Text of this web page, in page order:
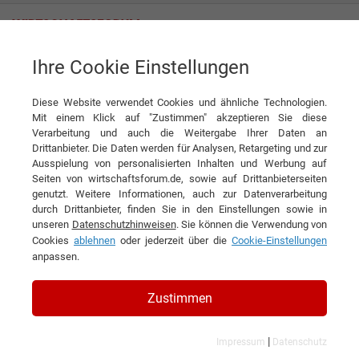
Defenders Club neue Maßstäbe für die Energiewirtschaft
News Virtimo AG
DIESEN ARTIKEL EMPFEHLEN
Gemeinsam stärker gegen
Cybercrime: Virtimo AG setzt mit
dem Defenders Club neue
Maßstäbe für die
Energiewirtschaft
Ihre Cookie Einstellungen
Diese Website verwendet Cookies und ähnliche Technologien.
Mit einem Klick auf "Zustimmen" akzeptieren Sie diese
Verarbeitung und auch die Weitergabe Ihrer Daten an
Drittanbieter. Die Daten werden für Analysen, Retargeting und zur
Ausspielung von personalisierten Inhalten und Werbung auf
Seiten von wirtschaftsforum.de, sowie auf Drittanbieterseiten
genutzt. Weitere Informationen, auch zur Datenverarbeitung
durch Drittanbieter, finden Sie in den Einstellungen sowie in
unseren Datenschutzhinweisen. Sie können die Verwendung von
Cookies ablehnen oder jederzeit über die Cookie-Einstellungen
anpassen.
Zustimmen
Impressum | Datenschutz